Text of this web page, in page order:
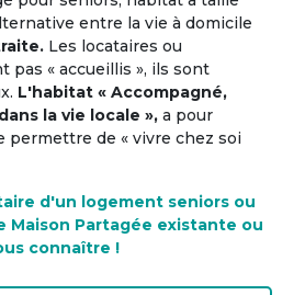
entre la vie à domicile
Les locataires ou
pas « accueillis », ils sont
L'habitat « Accompagné,
la vie locale », a pour
permettre de « vivre chez soi
d'un logement seniors ou
Maison Partagée existante ou
connaître !